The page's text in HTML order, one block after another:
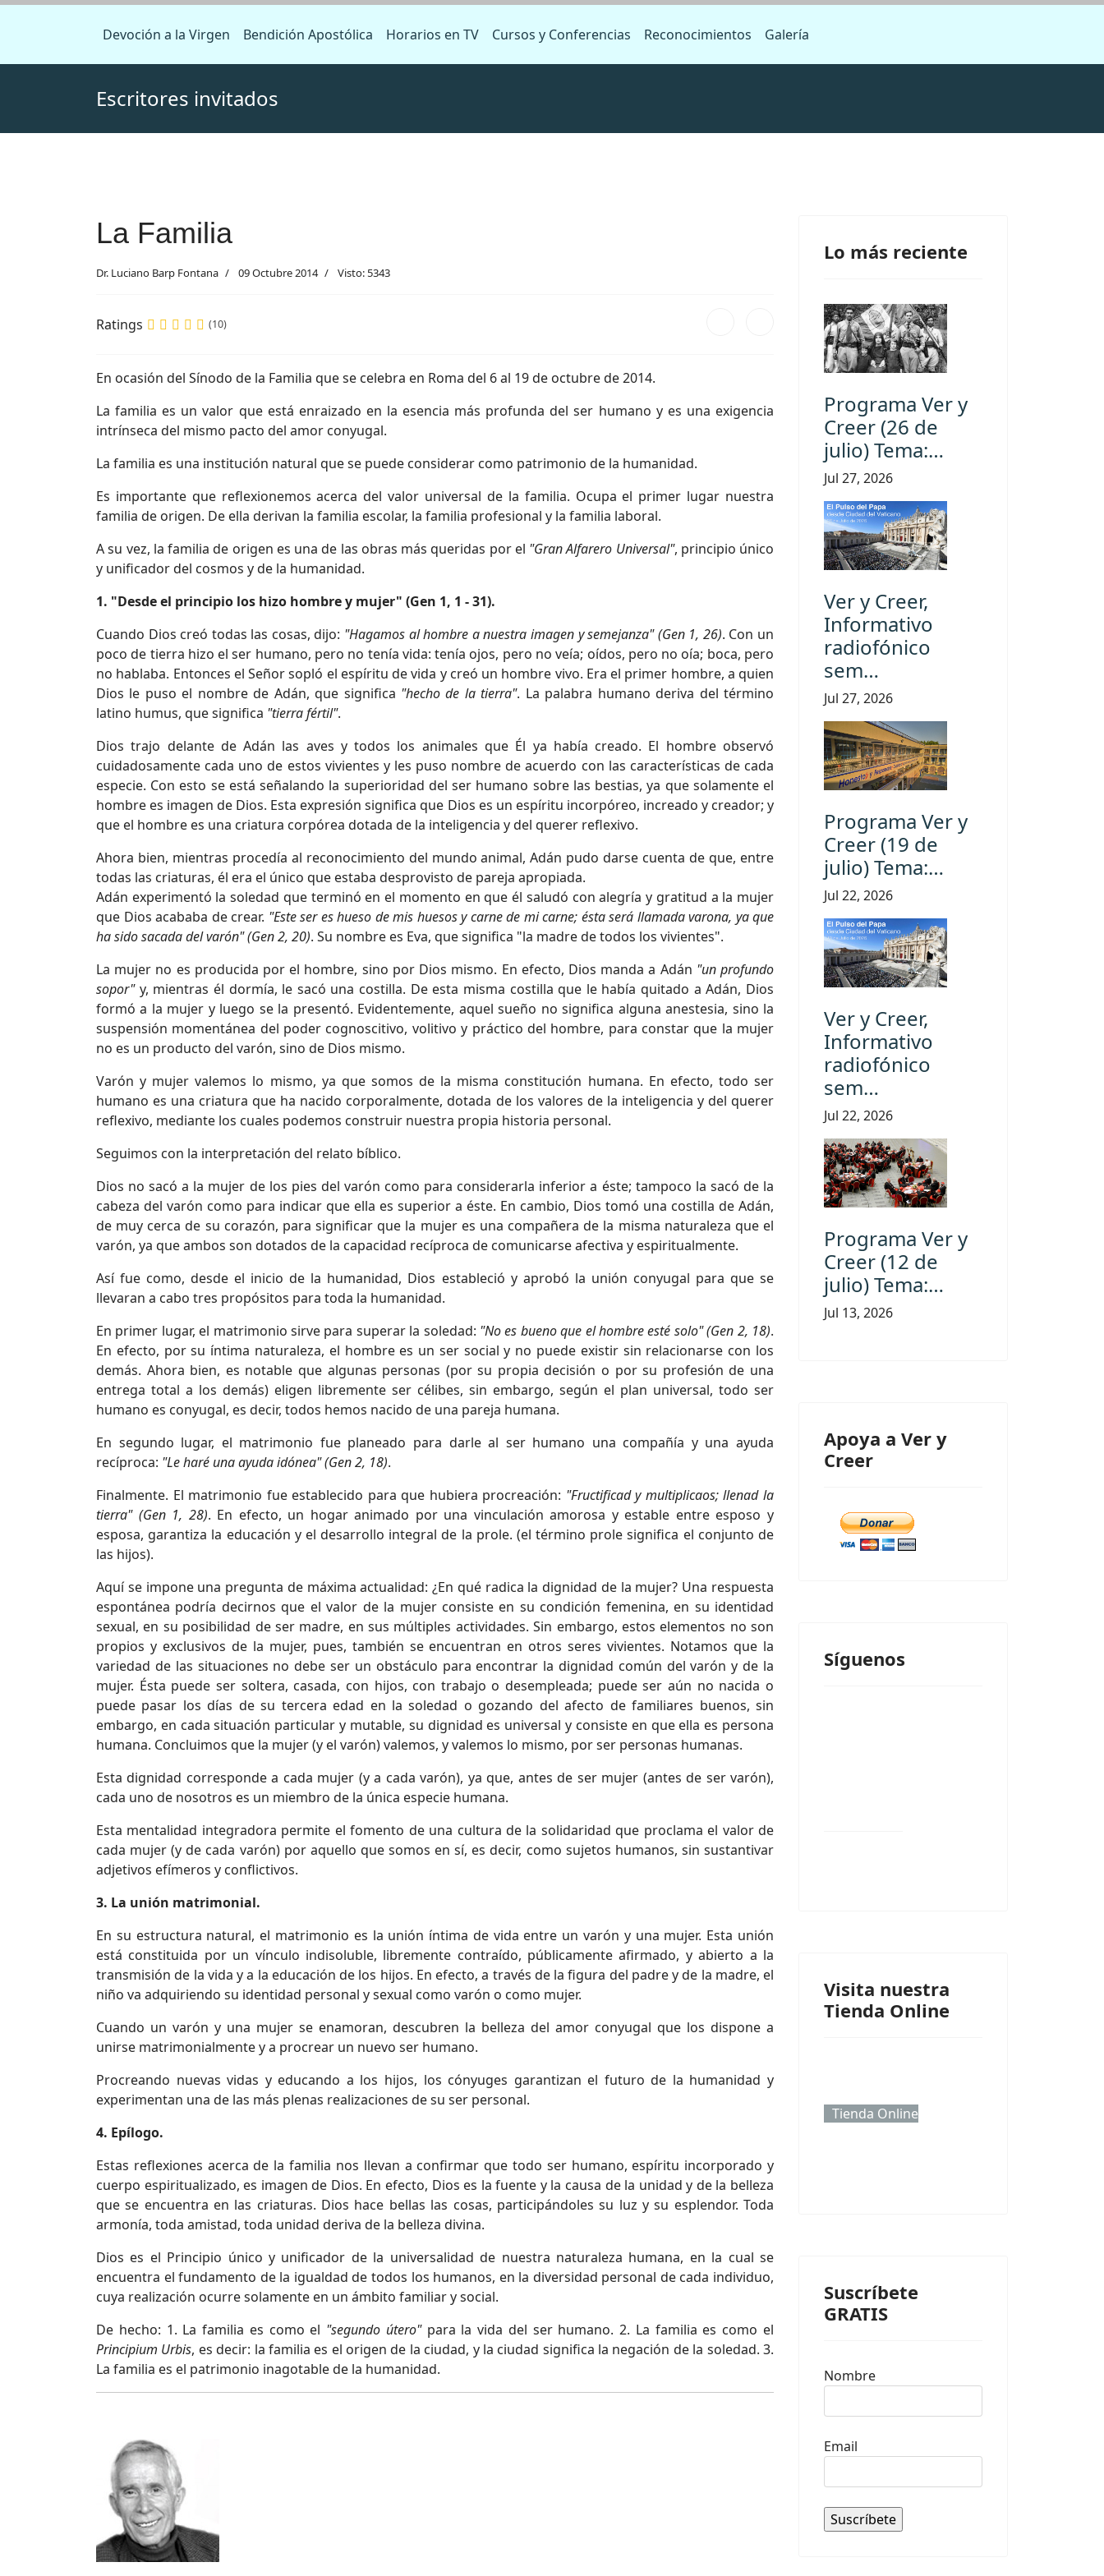
Devoción a la Virgen Bendición Apostólica Horarios en TV Cursos y Conferencias Reconocimientos Galería
Escritores invitados
La Familia
Dr. Luciano Barp Fontana 09 Octubre 2014 Visto: 5343
Ratings (10)
En ocasión del Sínodo de la Familia que se celebra en Roma del 6 al 19 de octubre de 2014.
La familia es un valor que está enraizado en la esencia más profunda del ser humano y es una exigencia
intrínseca del mismo pacto del amor conyugal.
La familia es una institución natural que se puede considerar como patrimonio de la humanidad.
Es importante que reflexionemos acerca del valor universal de la familia. Ocupa el primer lugar nuestra
familia de origen. De ella derivan la familia escolar, la familia profesional y la familia laboral.
A su vez, la familia de origen es una de las obras más queridas por el "Gran Alfarero Universal", principio único
y unificador del cosmos y de la humanidad.
1. "Desde el principio los hizo hombre y mujer" (Gen 1, 1 - 31).
Cuando Dios creó todas las cosas, dijo: "Hagamos al hombre a nuestra imagen y semejanza" (Gen 1, 26). Con un
poco de tierra hizo el ser humano, pero no tenía vida: tenía ojos, pero no veía; oídos, pero no oía; boca, pero
no hablaba. Entonces el Señor sopló el espíritu de vida y creó un hombre vivo. Era el primer hombre, a quien
Dios le puso el nombre de Adán, que significa "hecho de la tierra". La palabra humano deriva del término
latino humus, que significa "tierra fértil".
Dios trajo delante de Adán las aves y todos los animales que Él ya había creado. El hombre observó
cuidadosamente cada uno de estos vivientes y les puso nombre de acuerdo con las características de cada
especie. Con esto se está señalando la superioridad del ser humano sobre las bestias, ya que solamente el
hombre es imagen de Dios. Esta expresión significa que Dios es un espíritu incorpóreo, increado y creador; y
que el hombre es una criatura corpórea dotada de la inteligencia y del querer reflexivo.
Ahora bien, mientras procedía al reconocimiento del mundo animal, Adán pudo darse cuenta de que, entre
todas las criaturas, él era el único que estaba desprovisto de pareja apropiada.
Adán experimentó la soledad que terminó en el momento en que él saludó con alegría y gratitud a la mujer
que Dios acababa de crear. "Este ser es hueso de mis huesos y carne de mi carne; ésta será llamada varona, ya que
ha sido sacada del varón" (Gen 2, 20). Su nombre es Eva, que significa "la madre de todos los vivientes".
La mujer no es producida por el hombre, sino por Dios mismo. En efecto, Dios manda a Adán "un profundo
sopor"y, mientras él dormía, le sacó una costilla. De esta misma costilla que le había quitado a Adán, Dios
formó a la mujer y luego se la presentó. Evidentemente, aquel sueño no significa alguna anestesia, sino la
suspensión momentánea del poder cognoscitivo, volitivo y práctico del hombre, para constar que la mujer
no es un producto del varón, sino de Dios mismo.
Varón y mujer valemos lo mismo, ya que somos de la misma constitución humana. En efecto, todo ser
humano es una criatura que ha nacido corporalmente, dotada de los valores de la inteligencia y del querer
reflexivo, mediante los cuales podemos construir nuestra propia historia personal.
Seguimos con la interpretación del relato bíblico.
Dios no sacó a la mujer de los pies del varón como para considerarla inferior a éste; tampoco la sacó de la
cabeza del varón como para indicar que ella es superior a éste. En cambio, Dios tomó una costilla de Adán,
de muy cerca de su corazón, para significar que la mujer es una compañera de la misma naturaleza que el
varón, ya que ambos son dotados de la capacidad recíproca de comunicarse afectiva y espiritualmente.
Así fue como, desde el inicio de la humanidad, Dios estableció y aprobó la unión conyugal para que se
llevaran a cabo tres propósitos para toda la humanidad.
En primer lugar, el matrimonio sirve para superar la soledad: "No es bueno que el hombre esté solo" (Gen 2, 18).
En efecto, por su íntima naturaleza, el hombre es un ser social y no puede existir sin relacionarse con los
demás. Ahora bien, es notable que algunas personas (por su propia decisión o por su profesión de una
entrega total a los demás) eligen libremente ser célibes, sin embargo, según el plan universal, todo ser
humano es conyugal, es decir, todos hemos nacido de una pareja humana.
En segundo lugar, el matrimonio fue planeado para darle al ser humano una compañía y una ayuda
recíproca: "Le haré una ayuda idónea" (Gen 2, 18).
Finalmente. El matrimonio fue establecido para que hubiera procreación: "Fructificad y multiplicaos; llenad la
tierra" (Gen 1, 28). En efecto, un hogar animado por una vinculación amorosa y estable entre esposo y
esposa, garantiza la educación y el desarrollo integral de la prole. (el término prole significa el conjunto de
las hijos).
Aquí se impone una pregunta de máxima actualidad: ¿En qué radica la dignidad de la mujer? Una respuesta
espontánea podría decirnos que el valor de la mujer consiste en su condición femenina, en su identidad
sexual, en su posibilidad de ser madre, en sus múltiples actividades. Sin embargo, estos elementos no son
propios y exclusivos de la mujer, pues, también se encuentran en otros seres vivientes. Notamos que la
variedad de las situaciones no debe ser un obstáculo para encontrar la dignidad común del varón y de la
mujer. Ésta puede ser soltera, casada, con hijos, con trabajo o desempleada; puede ser aún no nacida o
puede pasar los días de su tercera edad en la soledad o gozando del afecto de familiares buenos, sin
embargo, en cada situación particular y mutable, su dignidad es universal y consiste en que ella es persona
humana. Concluimos que la mujer (y el varón) valemos, y valemos lo mismo, por ser personas humanas.
Esta dignidad corresponde a cada mujer (y a cada varón), ya que, antes de ser mujer (antes de ser varón),
cada uno de nosotros es un miembro de la única especie humana.
Esta mentalidad integradora permite el fomento de una cultura de la solidaridad que proclama el valor de
cada mujer (y de cada varón) por aquello que somos en sí, es decir, como sujetos humanos, sin sustantivar
adjetivos efímeros y conflictivos.
3. La unión matrimonial.
En su estructura natural, el matrimonio es la unión íntima de vida entre un varón y una mujer. Esta unión
está constituida por un vínculo indisoluble, libremente contraído, públicamente afirmado, y abierto a la
transmisión de la vida y a la educación de los hijos. En efecto, a través de la figura del padre y de la madre, el
niño va adquiriendo su identidad personal y sexual como varón o como mujer.
Cuando un varón y una mujer se enamoran, descubren la belleza del amor conyugal que los dispone a
unirse matrimonialmente y a procrear un nuevo ser humano.
Procreando nuevas vidas y educando a los hijos, los cónyuges garantizan el futuro de la humanidad y
experimentan una de las más plenas realizaciones de su ser personal.
4. Epílogo.
Estas reflexiones acerca de la familia nos llevan a confirmar que todo ser humano, espíritu incorporado y
cuerpo espiritualizado, es imagen de Dios. En efecto, Dios es la fuente y la causa de la unidad y de la belleza
que se encuentra en las criaturas. Dios hace bellas las cosas, participándoles su luz y su esplendor. Toda
armonía, toda amistad, toda unidad deriva de la belleza divina.
Dios es el Principio único y unificador de la universalidad de nuestra naturaleza humana, en la cual se
encuentra el fundamento de la igualdad de todos los humanos, en la diversidad personal de cada individuo,
cuya realización ocurre solamente en un ámbito familiar y social.
De hecho: 1. La familia es como el "segundo útero"para la vida del ser humano. 2. La familia es como el
Principium Urbis, es decir: la familia es el origen de la ciudad, y la ciudad significa la negación de la soledad. 3.
La familia es el patrimonio inagotable de la humanidad.
Lo más reciente
Programa Ver y
Creer (26 de
julio) Tema:…
Jul 27, 2026
Ver y Creer,
Informativo
radiofónico
sem…
Jul 27, 2026
Programa Ver y
Creer (19 de
julio) Tema:…
Jul 22, 2026
Ver y Creer,
Informativo
radiofónico
sem…
Jul 22, 2026
Programa Ver y
Creer (12 de
julio) Tema:…
Jul 13, 2026
Apoya a Ver y
Creer
Síguenos
Visita nuestra
Tienda Online
Tienda Online
Suscríbete
GRATIS
Nombre
Email